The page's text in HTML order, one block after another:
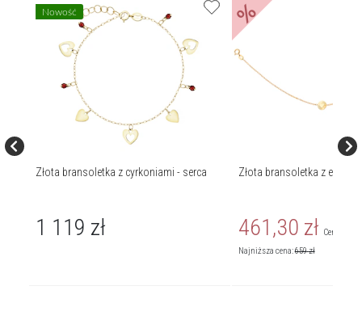
Nowość
Złota bransoletka z cyrkoniami - serca
1 119 zł
%
Złota bransoletka z
461,30 zł Cena
Najniższa cena:659zł